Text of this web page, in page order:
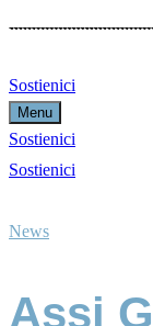
Sostienici
Menu
Sostienici
Sostienici
News
Assi